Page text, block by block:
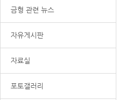
금형 관련 뉴스
자유게시판
자료실
포토갤러리